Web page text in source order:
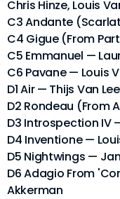
Chris Hinze, Louis
C3 Andante
C4 Gigue (From
C5 Emmanuel —
C6 Pavane — Louis
D1 Air — Thijs Van
D2 Rondeau (From
D3 Introspection IV
D4 Inventione —
D5 Nightwings —
D6 Adagio From
Akkerman